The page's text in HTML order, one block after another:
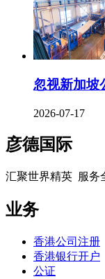
忽视新加坡
2026-07-17
彦德国际
汇聚世界精英 服务
业务
香港公司注册
香港银行开户
公证